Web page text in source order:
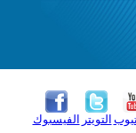
الفيسبوك التويتر